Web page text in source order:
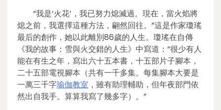
“我是‘火花’，我已努力熄滅過。現在，當火焰將
熄之前，我選擇這種方法，翩然回往。”這是作家瓊瑤
最后的創作，她以此離別86歲的人生。瓊瑤在自傳
《我的故事：雪與火交錯的人生》中寫道：“很少有人
能在有生之年，寫出六十五本書，十五部片子腳本，
二十五部電視腳本（共有一千多集。每集腳本大要是
一萬三千字瑜伽教室 ，雖有助理輔助，但年夜部門依
然出自我手。算算我寫了幾多字）。”